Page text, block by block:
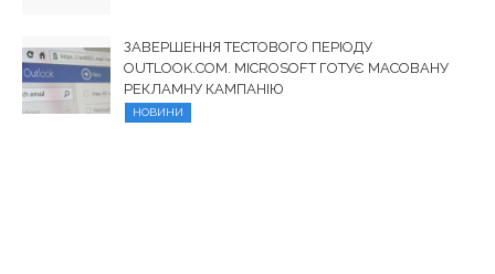
ЗАВЕРШЕННЯ ТЕСТОВОГО ПЕРІОДУ
OUTLOOK.COM. MICROSOFT ГОТУЄ МАСОВАНУ
РЕКЛАМНУ КАМПАНІЮ
НОВИНИ